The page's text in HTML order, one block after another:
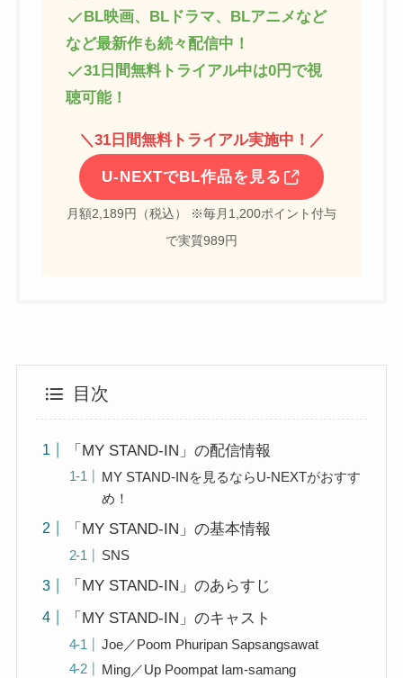
BL映画、BLドラマ、BLアニメなど
など最新作も続々配信中！
31日間無料トライアル中は0円で視
聴可能！
＼31日間無料トライアル実施中！ ／
U-NEXTでBL作品を見る
月額2,189円（税込） ※毎月1,200ポイント付与
で実質989円
目次
「MY STAND-IN」の配信情報
MY STAND-INを見るならU-NEXTがおすす
め！
「MY STAND-IN」の基本情報
SNS
「MY STAND-IN」のあらすじ
「MY STAND-IN」のキャスト
Joe／Poom Phuripan Sapsangsawat
Ming／Up Poompat Iam-samang